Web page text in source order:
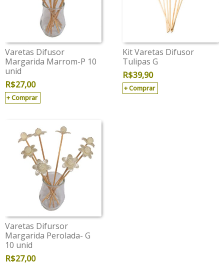
Varetas Difusor
Margarida Marrom-P 10
unid
R$27,00
Comprar
Kit Varetas Difusor
Tulipas G
R$39,90
Comprar
Varetas Difursor
Margarida Perolada- G
10 unid
R$27,00